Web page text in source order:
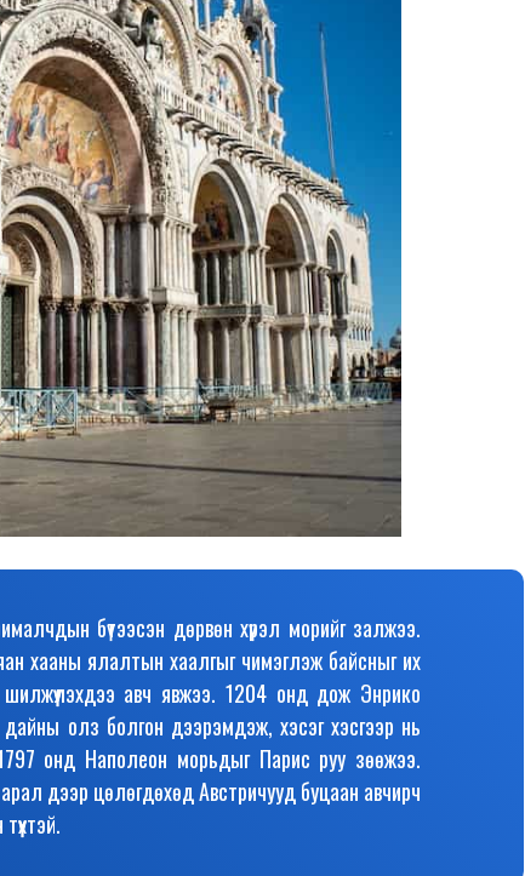
бүтээсэн дөрвөн хүрэл морийг залжээ.
хааны ялалтын хаалгыг чимэглэж байсныг их
авч явжээ. 1204 онд дож Энрико
олз болгон дээрэмдэж, хэсэг хэсгээр нь
онд Наполеон морьдыг Парис руу зөөжээ.
дээр цөлөгдөхөд Австричууд буцаан авчирч
Хайх